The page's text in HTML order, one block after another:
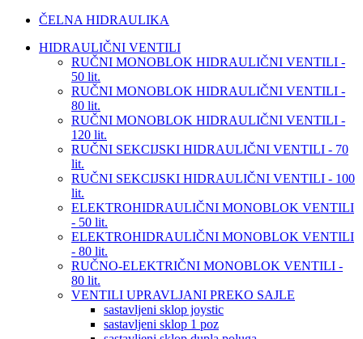
ČELNA HIDRAULIKA
HIDRAULIČNI VENTILI
RUČNI MONOBLOK HIDRAULIČNI VENTILI -
50 lit.
RUČNI MONOBLOK HIDRAULIČNI VENTILI -
80 lit.
RUČNI MONOBLOK HIDRAULIČNI VENTILI -
120 lit.
RUČNI SEKCIJSKI HIDRAULIČNI VENTILI - 70
lit.
RUČNI SEKCIJSKI HIDRAULIČNI VENTILI - 100
lit.
ELEKTROHIDRAULIČNI MONOBLOK VENTILI
- 50 lit.
ELEKTROHIDRAULIČNI MONOBLOK VENTILI
- 80 lit.
RUČNO-ELEKTRIČNI MONOBLOK VENTILI -
80 lit.
VENTILI UPRAVLJANI PREKO SAJLE
sastavljeni sklop joystic
sastavljeni sklop 1 poz